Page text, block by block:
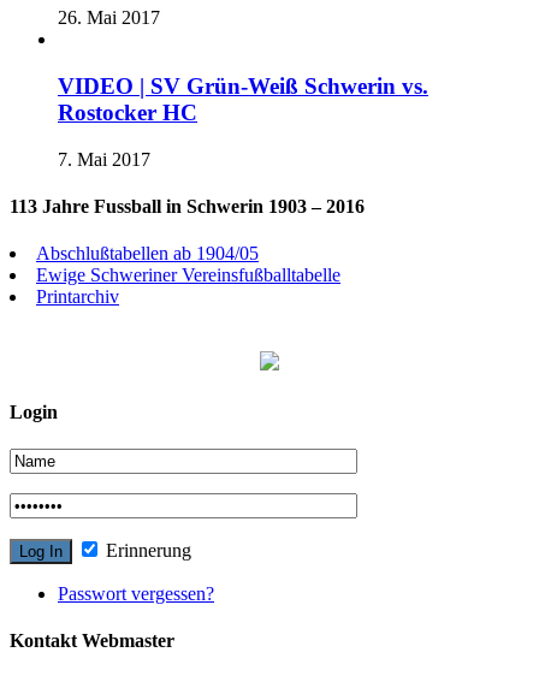
26. Mai 2017
VIDEO | SV Grün-Weiß Schwerin vs.
Rostocker HC
7. Mai 2017
113 Jahre Fussball in Schwerin 1903 – 2016
Abschlußtabellen ab 1904/05
Ewige Schweriner Vereinsfußballtabelle
Printarchiv
Login
Erinnerung
Passwort vergessen?
Kontakt Webmaster